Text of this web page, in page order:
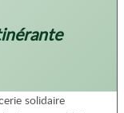
solidaire